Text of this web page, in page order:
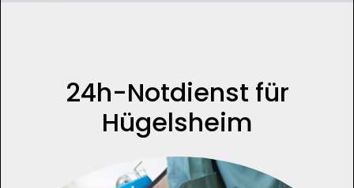
24h-Notdienst für
Hügelsheim